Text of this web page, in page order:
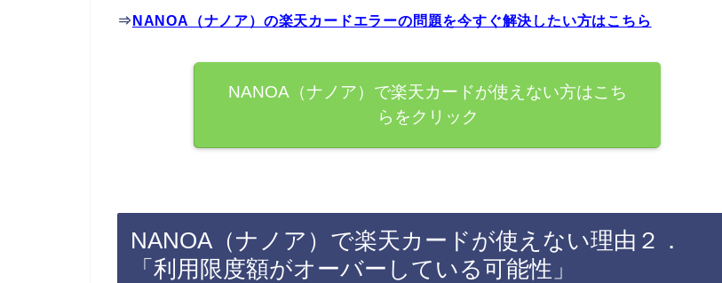
⇒ NANOA（ナノア）の楽天カードエラーの問題を今すぐ解決したい方はこちら
NANOA（ナノア）で楽天カードが使えない方はこち
らをクリック
NANOA（ナノア）で楽天カードが使えない理由２．
「利用限度額がオーバーしている可能性」